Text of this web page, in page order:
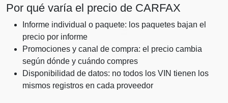
Por qué varía el precio de CARFAX
Informe individual o paquete: los paquetes bajan el
precio por informe
Promociones y canal de compra: el precio cambia
según dónde y cuándo compres
Disponibilidad de datos: no todos los VIN tienen los
mismos registros en cada proveedor